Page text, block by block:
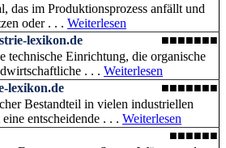
das im Produktionsprozess anfällt und
oder . . . Weiterlesen
lexikon.de
■■■■■■■
technische Einrichtung, die organische
. . . Weiterlesen
lexikon.de
■■■■■■■
Bestandteil in vielen industriellen
entscheidende . . . Weiterlesen
■■■■■■